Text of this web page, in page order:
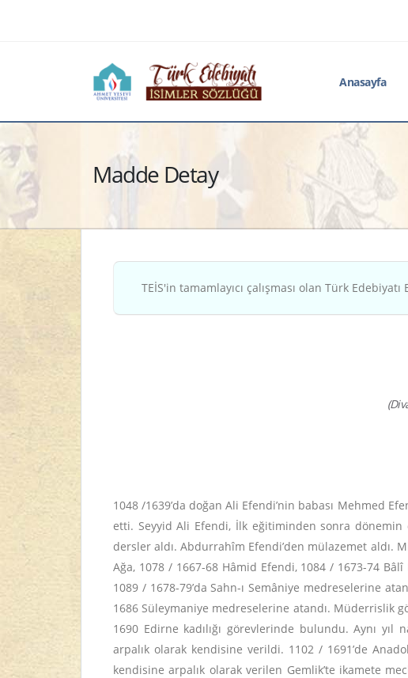
Anasayfa
Madde Detay
TEİS'in tamamlayıcı çalışması olan Türk
1048 /1639’da doğan Ali Efendi’nin babası Mehmed
etti. Seyyid Ali Efendi, İlk eğitiminden sonra dönemin
dersler aldı. Abdurrahîm Efendi’den mülazemet aldı.
Ağa, 1078 / 1667-68 Hâmid Efendi, 1084 / 1673-74
1089 / 1678-79’da Sahn-ı Semâniye medreselerine
1686 Süleymaniye medreselerine atandı. Müderrislik
1690 Edirne kadılığı görevlerinde bulundu. Aynı yıl
arpalık olarak kendisine verildi. 1102 / 1691’de
kendisine arpalık olarak verilen Gemlik’te ikamete